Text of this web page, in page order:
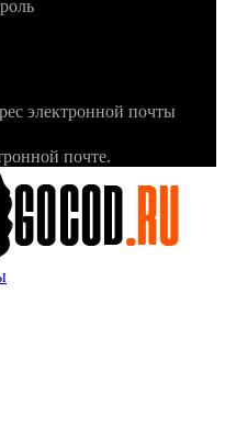
электронной почты
почте.